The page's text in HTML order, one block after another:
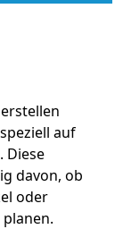
auf
Diese
davon, ob
oder